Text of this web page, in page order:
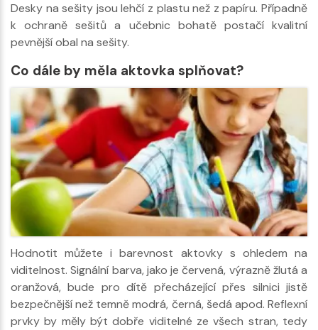
Desky na sešity jsou lehčí z plastu než z papíru. Případně
k ochraně sešitů a učebnic bohatě postačí kvalitní
pevnější obal na sešity.
Co dále by měla aktovka splňovat?
Hodnotit můžete i barevnost aktovky s ohledem na
viditelnost. Signální barva, jako je červená, výrazně žlutá a
oranžová, bude pro dítě přecházející přes silnici jistě
bezpečnější než temně modrá, černá, šedá apod. Reflexní
prvky by měly být dobře viditelné ze všech stran, tedy